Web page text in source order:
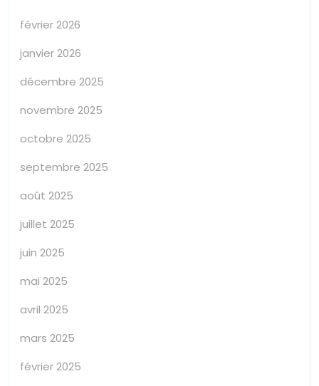
février 2026
janvier 2026
décembre 2025
novembre 2025
octobre 2025
septembre 2025
août 2025
juillet 2025
juin 2025
mai 2025
avril 2025
mars 2025
février 2025